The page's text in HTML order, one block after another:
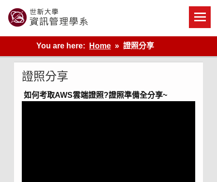
content
世新大學資管系網站
You are here:
Home 證照分享
證照分享
如何考取AWS雲端證照?證照準備全分享~